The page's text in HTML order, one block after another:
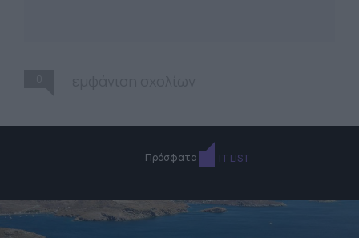
Πρόσφατα IT LIST